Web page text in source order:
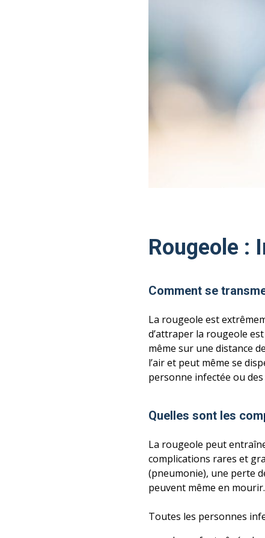
Rougeole :
Comment se
La rougeole est
d’attraper la rougeole
même sur une distance
l’air et peut même se
personne infectée ou
Quelles sont les
La rougeole peut
complications rares et
(pneumonie), une perte
peuvent même en
Toutes les personnes